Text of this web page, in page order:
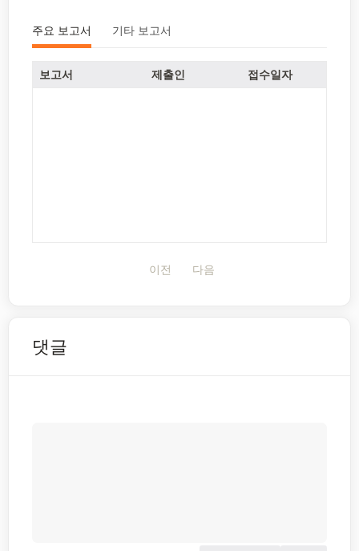
주요 보고서 기타 보고서
보고서 제출인 접수일자
이전 다음
댓글